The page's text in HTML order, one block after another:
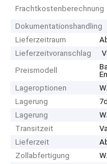
Frachtkostenberechnung
Dokumentationshandling
Lieferzeitraum
Lieferzeitvoranschlag
Preismodell
Lageroptionen
Lagerung
Lagerung
Transitzeit
Lieferzeit
Zollabfertigung